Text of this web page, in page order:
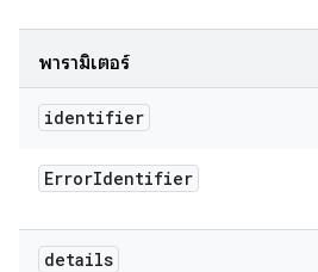
พารามิเตอร์
identifier
ErrorIdentifier
details